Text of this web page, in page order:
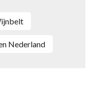
Nederland